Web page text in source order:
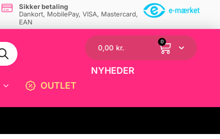
Sikker betaling
Dankort, MobilePay, VISA, Mastercard,
EAN
OUTLET
0,00 kr.
0
NYHEDER